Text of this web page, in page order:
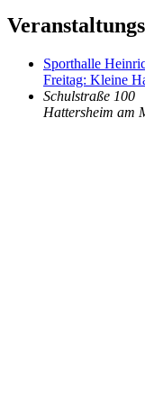
Sporthalle
Freitag: Kleine
Schulstraße 100
Hattersheim am